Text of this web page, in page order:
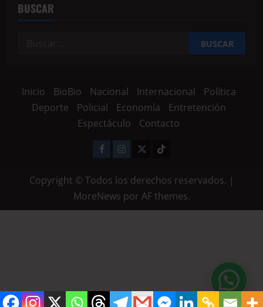
BUSCAR
Inicio BioBio Nacional Internacional
Política
Deporte
Policial Economía
Entretención
Espectáculo
Contacto
Copyright © Todos los derechos reservados. |
MoreNews por AF themes.